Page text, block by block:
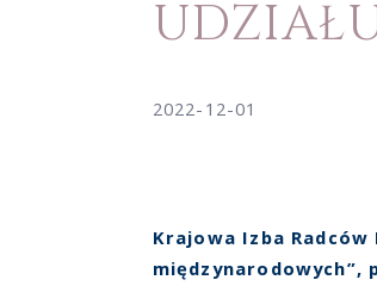
2022-12-01
Krajowa Izba
międzynarodowych”,